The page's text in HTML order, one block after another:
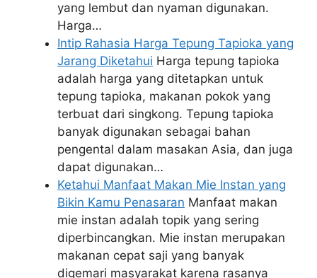
yang lembut dan nyaman digunakan.
Harga…
Intip Rahasia Harga Tepung Tapioka yang
Jarang Diketahui Harga tepung tapioka
adalah harga yang ditetapkan untuk
tepung tapioka, makanan pokok yang
terbuat dari singkong. Tepung tapioka
banyak digunakan sebagai bahan
pengental dalam masakan Asia, dan juga
dapat digunakan…
Ketahui Manfaat Makan Mie Instan yang
Bikin Kamu Penasaran Manfaat makan
mie instan adalah topik yang sering
diperbincangkan. Mie instan merupakan
makanan cepat saji yang banyak
digemari masyarakat karena rasanya